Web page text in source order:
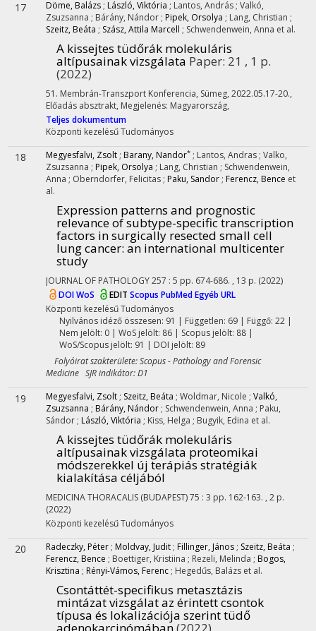
17 Döme, Balázs ; László, Viktória ; Lantos, András ; Valkó,
Zsuzsanna ; Bárány, Nándor ; Pipek, Orsolya ; Lang, Christian ;
Szeitz, Beáta ; Szász, Attila Marcell ; Schwendenwein, Anna et al.
A kissejtes tüdőrák molekuláris
altípusainak vizsgálata Paper: 21 , 1 p.
(2022)
51. Membrán-Transzport Konferencia, Sümeg, 2022.05.17-20.,
Előadás absztrakt, Megjelenés: Magyarország,
Teljes dokumentum
Központi kezelésűTudományos
18 Megyesfalvi, Zsolt ; Barany, Nandor* ; Lantos, Andras ; Valko,
Zsuzsanna ; Pipek, Orsolya ; Lang, Christian ; Schwendenwein,
Anna ; Oberndorfer, Felicitas ; Paku, Sandor ; Ferencz, Bence et
al.
Expression patterns and prognostic
relevance of subtype-specific transcription
factors in surgically resected small cell
lung cancer: an international multicenter
study
JOURNAL OF PATHOLOGY257 : 5 pp. 674-686. , 13 p. (2022)
DOIWoS EDIT Scopus PubMedEgyéb URL
Központi kezelésűTudományos
Nyilvános idéző összesen: 91 | Független: 69 | Függő: 22 |
Nem jelölt: 0 | WoS jelölt: 86 | Scopus jelölt: 88 |
WoS/Scopus jelölt: 91 | DOI jelölt: 89
Folyóirat szakterülete: Scopus - Pathology and Forensic
Medicine SJR indikátor: D1
19 Megyesfalvi, Zsolt ; Szeitz, Beáta ; Woldmar, Nicole ; Valkó,
Zsuzsanna ; Bárány, Nándor ; Schwendenwein, Anna ; Paku,
Sándor ; László, Viktória ; Kiss, Helga ; Bugyik, Edina et al.
A kissejtes tüdőrák molekuláris
altípusainak vizsgálata proteomikai
módszerekkel új terápiás stratégiák
kialakítása céljából
MEDICINA THORACALIS (BUDAPEST)75 : 3 pp. 162-163. , 2 p.
(2022)
Központi kezelésűTudományos
20 Radeczky, Péter ; Moldvay, Judit ; Fillinger, János ; Szeitz, Beáta ;
Ferencz, Bence ; Boettiger, Kristiina ; Rezeli, Melinda ; Bogos,
Krisztina ; Rényi-Vámos, Ferenc ; Hegedűs, Balázs et al.
Csontáttét-specifikus metasztázis
mintázat vizsgálat az érintett csontok
típusa és lokalizációja szerint tüdő